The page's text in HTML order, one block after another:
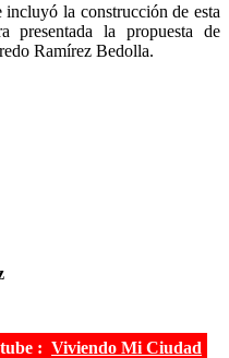
la construcción de esta
presentada la propuesta de
Ramírez Bedolla.
: Viviendo Mi Ciudad